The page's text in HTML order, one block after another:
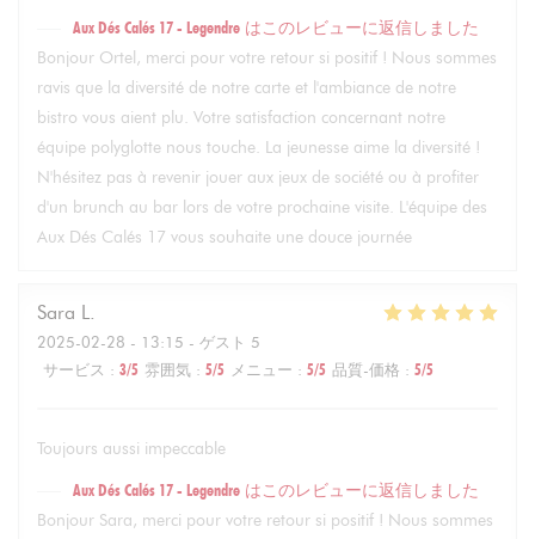
Aux Dés Calés 17 - Legendre はこのレビューに返信しました
Bonjour Ortel, merci pour votre retour si positif ! Nous sommes
ravis que la diversité de notre carte et l'ambiance de notre
bistro vous aient plu. Votre satisfaction concernant notre
équipe polyglotte nous touche. La jeunesse aime la diversité !
N'hésitez pas à revenir jouer aux jeux de société ou à profiter
d'un brunch au bar lors de votre prochaine visite. L'équipe des
Aux Dés Calés 17 vous souhaite une douce journée
Sara L
2025-02-28 - 13:15 - ゲスト 5
サービス : 3/5 雰囲気 : 5/5 メニュー : 5/5 品質-価格 : 5/5
Toujours aussi impeccable
Aux Dés Calés 17 - Legendre はこのレビューに返信しました
Bonjour Sara, merci pour votre retour si positif ! Nous sommes